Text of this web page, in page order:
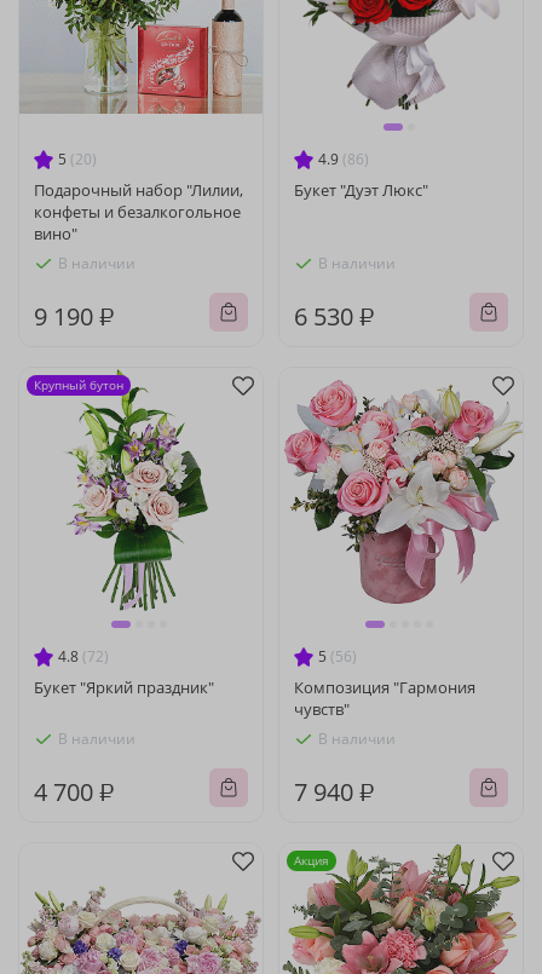
5 (20)
Подарочный набор "Лилии,
конфеты и безалкогольное
вино"
В наличии
9 190 ₽
4.9 (86)
Букет "Дуэт Люкс"
В наличии
6 530 ₽
4.8 (72)
Букет "Яркий праздник"
В наличии
4 700 ₽
Крупный бутон
5 (56)
Композиция "Гармония
чувств"
В наличии
7 940 ₽
Акция